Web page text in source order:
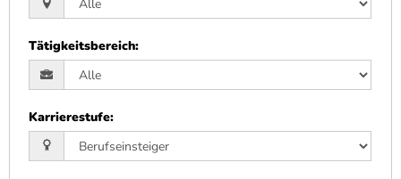
Tätigkeitsbereich:
Karrierestufe: